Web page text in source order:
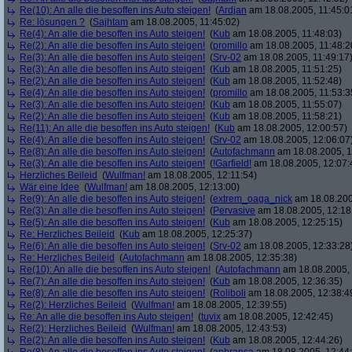
Re(10): An alle die besoffen ins Auto steigen! (Ardjan am 18.08.2005,
Re: lösungen ? (Sajhtam am 18.08.2005, 11:45:02)
Re(4): An alle die besoffen ins Auto steigen! (Kub am 18.08.2005, 11:48:03)
Re(2): An alle die besoffen ins Auto steigen! (promillo am 18.08.2005,
Re(3): An alle die besoffen ins Auto steigen! (Srv-02 am 18.08.2005, 11:49:17)
Re(3): An alle die besoffen ins Auto steigen! (Kub am 18.08.2005, 11:51:25)
Re(2): An alle die besoffen ins Auto steigen! (Kub am 18.08.2005, 11:52:48)
Re(4): An alle die besoffen ins Auto steigen! (promillo am 18.08.2005,
Re(3): An alle die besoffen ins Auto steigen! (Kub am 18.08.2005, 11:55:07)
Re(2): An alle die besoffen ins Auto steigen! (Kub am 18.08.2005, 11:58:21)
Re(11): An alle die besoffen ins Auto steigen! (Kub am 18.08.2005, 12:00:57)
Re(4): An alle die besoffen ins Auto steigen! (Srv-02 am 18.08.2005,
Re(8): An alle die besoffen ins Auto steigen! (Autofachmann am 18.08.2005,
Re(3): An alle die besoffen ins Auto steigen! (!Garfield! am 18.08.2005,
Herzliches Beileid (Wulfman! am 18.08.2005, 12:11:54)
Wär eine Idee (Wulfman! am 18.08.2005, 12:13:00)
Re(9): An alle die besoffen ins Auto steigen! (extrem_oaga_nick am
Re(3): An alle die besoffen ins Auto steigen! (Pervasive am 18.08.2005,
Re(5): An alle die besoffen ins Auto steigen! (Kub am 18.08.2005, 12:25:15)
Re: Herzliches Beileid (Kub am 18.08.2005, 12:25:37)
Re(6): An alle die besoffen ins Auto steigen! (Srv-02 am 18.08.2005,
Re: Herzliches Beileid (Autofachmann am 18.08.2005, 12:35:38)
Re(10): An alle die besoffen ins Auto steigen! (Autofachmann am
Re(7): An alle die besoffen ins Auto steigen! (Kub am 18.08.2005, 12:36:35)
Re(8): An alle die besoffen ins Auto steigen! (Roliboli am 18.08.2005,
Re(2): Herzliches Beileid (Wulfman! am 18.08.2005, 12:39:55)
Re: An alle die besoffen ins Auto steigen! (tuvix am 18.08.2005, 12:42:45)
Re(2): Herzliches Beileid (Wulfman! am 18.08.2005, 12:43:53)
Re(2): An alle die besoffen ins Auto steigen! (Kub am 18.08.2005, 12:44:26)